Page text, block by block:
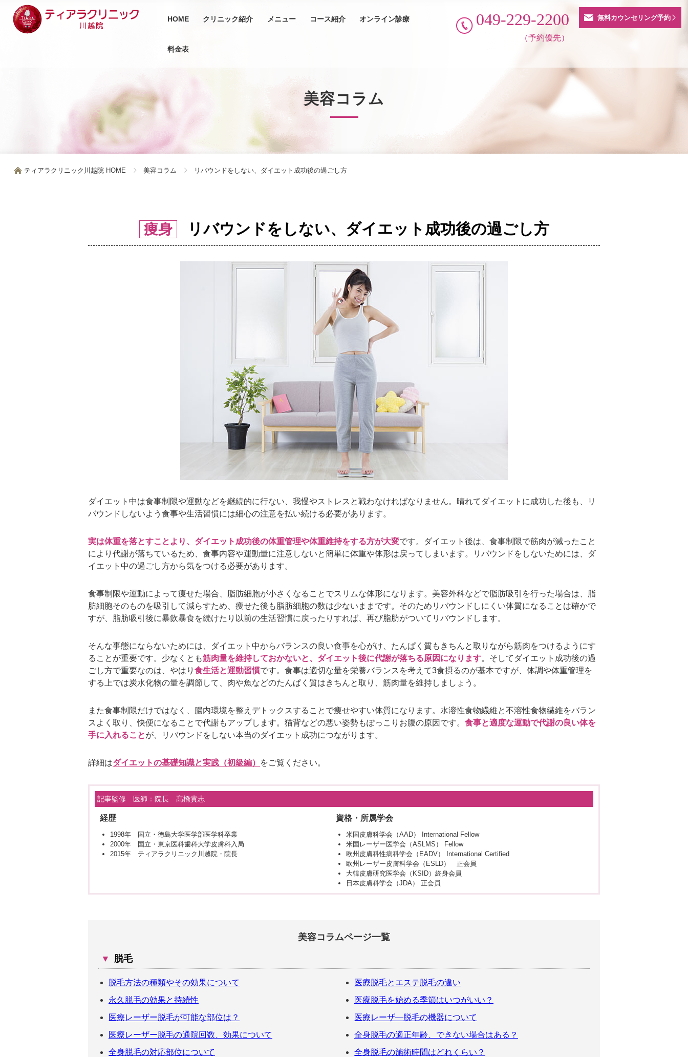
HOME クリニック紹介 メニュー コース紹介 オンライン診療
料金表
無料カウンセリング予約
049-229-2200
（予約優先）
美容コラム
ティアラクリニック川越院 HOME 美容コラム リバウンドをしない、ダイエット成功後の過ごし方
痩身 リバウンドをしない、ダイエット成功後の過ごし方
ダイエット中は食事制限や運動などを継続的に行ない、我慢やストレスと戦わなければなりません。晴れてダイエットに成功した後も、リ
バウンドしないよう食事や生活習慣には細心の注意を払い続ける必要があります。
実は体重を落とすことより、ダイエット成功後の体重管理や体重維持をする方が大変です。ダイエット後は、食事制限で筋肉が減ったこと
により代謝が落ちているため、食事内容や運動量に注意しないと簡単に体重や体形は戻ってしまいます。リバウンドをしないためには、ダ
イエット中の過ごし方から気をつける必要があります。
食事制限や運動によって痩せた場合、脂肪細胞が小さくなることでスリムな体形になります。美容外科などで脂肪吸引を行った場合は、脂
肪細胞そのものを吸引して減らすため、痩せた後も脂肪細胞の数は少ないままです。そのためリバウンドしにくい体質になることは確かで
すが、脂肪吸引後に暴飲暴食を続けたり以前の生活習慣に戻ったりすれば、再び脂肪がついてリバウンドします。
そんな事態にならないためには、ダイエット中からバランスの良い食事を心がけ、たんぱく質もきちんと取りながら筋肉をつけるようにす
ることが重要です。少なくとも筋肉量を維持しておかないと、ダイエット後に代謝が落ちる原因になります。そしてダイエット成功後の過
ごし方で重要なのは、やはり 食生活と運動習慣です。食事は適切な量を栄養バランスを考えて3食摂るのが基本ですが、体調や体重管理を
する上では炭水化物の量を調節して、肉や魚などのたんぱく質はきちんと取り、筋肉量を維持しましょう。
また食事制限だけではなく、腸内環境を整えデトックスすることで痩せやすい体質になります。水溶性食物繊維と不溶性食物繊維をバラン
スよく取り、快便になることで代謝もアップします。猫背などの悪い姿勢もぽっこりお腹の原因です。 食事と適度な運動で代謝の良い体を
手に入れることが、リバウンドをしない本当のダイエット成功につながります。
詳細はダイエットの基礎知識と実践（初級編） をご覧ください。
記事監修 医師：院長 髙橋貴志
経歴
1998年 国立・徳島大学医学部医学科卒業
2000年 国立・東京医科歯科大学皮膚科入局
2015年 ティアラクリニック川越院・院長
資格・所属学会
米国皮膚科学会（AAD） International Fellow
米国レーザー医学会（ASLMS） Fellow
欧州皮膚科性病科学会（EADV） International Certified
欧州レーザー皮膚科学会（ESLD） 正会員
大韓皮膚研究医学会（KSID）終身会員
日本皮膚科学会（JDA） 正会員
美容コラムページ一覧
▼ 脱毛
脱毛方法の種類やその効果について
医療脱毛とエステ脱毛の違い
永久脱毛の効果と持続性
医療脱毛を始める季節はいつがいい？
医療レーザー脱毛が可能な部位は？
医療レーザ―脱毛の機器について
医療レーザー脱毛の通院回数、効果について
全身脱毛の適正年齢、できない場合はある？
全身脱毛の対応部位について
全身脱毛の施術時間はどれくらい？